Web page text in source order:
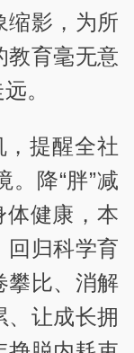
缩影，为所
教育毫无意
。
，提醒全社
。降“胖”减
体健康，本
回归科学育
攀比、消解
、让成长拥